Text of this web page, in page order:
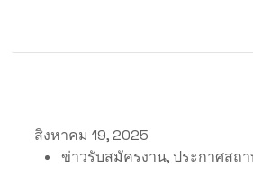
สิงหาคม 19, 2025
ข่าวรับสมัครงาน, ประกาศสถ